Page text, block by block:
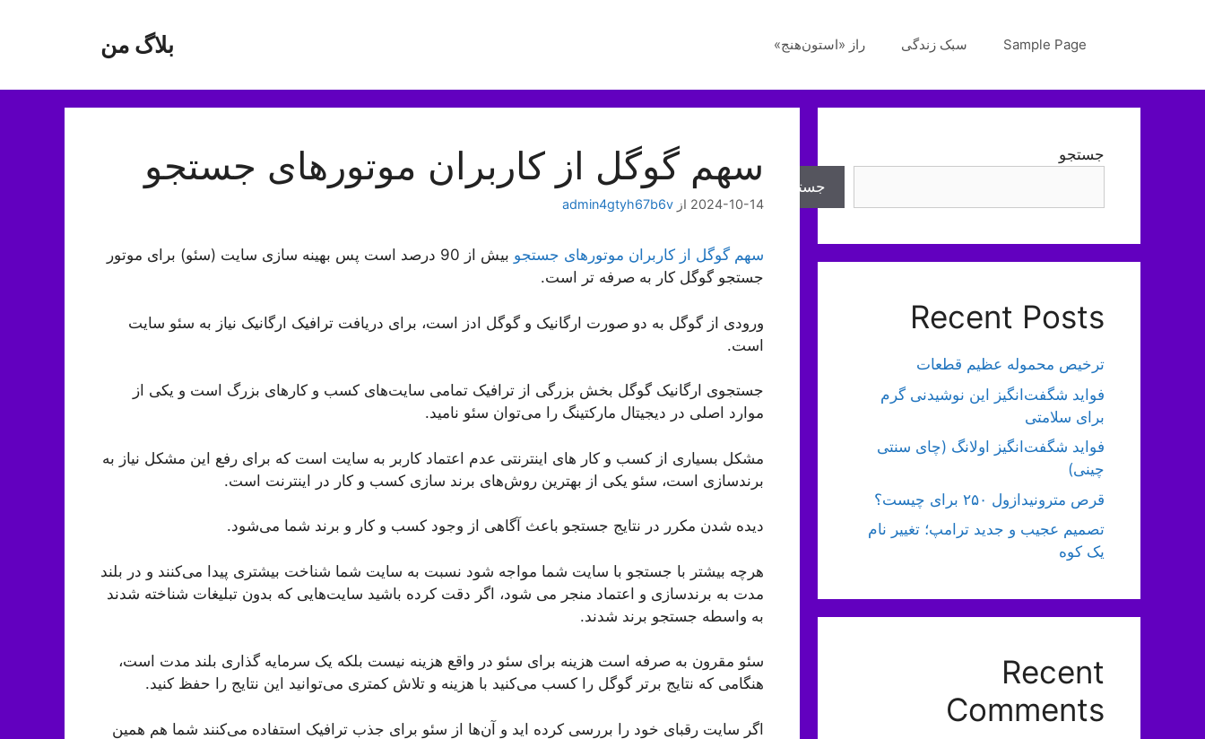
بلاگ من Sample Page سبک زندگی راز «استون‌هنج»
سهم گوگل از کاربران موتور‌‌های جستجو
2024-10-14 از admin4gtyh67b6v
سهم گوگل از کاربران موتور‌‌های جستجو
بیش از 90 درصد است پس بهینه سازی سایت (سئو) برای موتور
جستجو گوگل کار به صرفه تر است.
ورودی از گوگل به دو صورت ارگانیک و گوگل ادز است، برای دریافت ترافیک ارگانیک نیاز به سئو سایت
است.
جستجوی ارگانیک گوگل بخش بزرگی از ترافیک تمامی سایت‌های کسب و کار‌های بزرگ است و یکی از
موارد اصلی در دیجیتال مارکتینگ را می‌توان سئو نامید.
مشکل بسیاری از کسب و کار های اینترنتی عدم اعتماد کاربر به سایت است که برای رفع این مشکل نیاز به
برندسازی است، سئو یکی از بهترین روش‌های برند سازی کسب و کار در اینترنت است.
دیده شدن مکرر در نتایج جستجو باعث آگاهی از وجود کسب و کار و برند شما می‌شود.
هرچه بیشتر با جستجو با سایت شما مواجه شود نسبت به سایت شما شناخت بیشتری پیدا می‌کنند و در بلند
مدت به برندسازی و اعتماد منجر می شود، اگر دقت کرده باشید سایت‌هایی که بدون تبلیغات شناخته شدند
به واسطه جستجو برند شدند.
سئو مقرون به صرفه است هزینه برای سئو در واقع هزینه نیست بلکه یک سرمایه گذاری بلند مدت است،
هنگامی که نتایج برتر گوگل را کسب می‌کنید با هزینه و تلاش کمتری می‌توانید این نتایج را حفظ کنید.
اگر سایت رقبای خود را بررسی کرده اید و آن‌ها از سئو برای جذب ترافیک استفاده می‌کنند شما هم همین
جستجو
جستجو
Recent Posts
ترخیص محموله عظیم قطعات
فواید شگفت‌انگیز این نوشیدنی گرم
برای سلامتی
فواید شگفت‌انگیز اولانگ (چای سنتی
چینی)
قرص مترونیدازول ۲۵۰ برای چیست؟
تصمیم عجیب و جدید ترامپ؛ تغییر نام
یک کوه
Recent
Comments